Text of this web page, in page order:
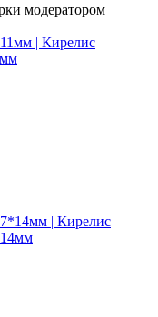
модератором